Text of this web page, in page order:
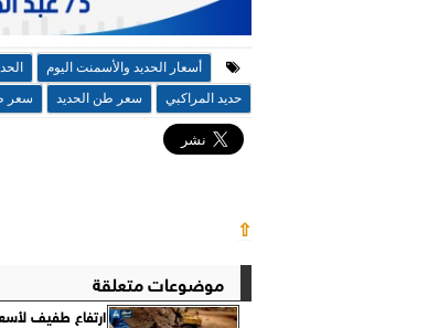
أسعار الحديد والأسمنت اليوم
حديد المراكبي
سعر طن الحديد سعر
⇧
موضوعات متعلقة
ارتفاع طفيف